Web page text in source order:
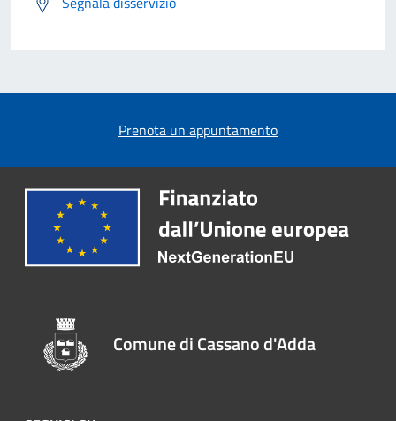
Prenota un appuntamento
Comune di Cassano d'Adda